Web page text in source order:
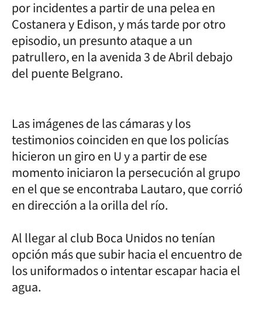
por incidentes a partir de una pelea en
Costanera y Edison, y más tarde por otro
episodio, un presunto ataque a un
patrullero, en la avenida 3 de Abril debajo
del puente Belgrano.
Las imágenes de las cámaras y los
testimonios coinciden en que los policías
hicieron un giro en U y a partir de ese
momento iniciaron la persecución al grupo
en el que se encontraba Lautaro, que corrió
en dirección a la orilla del río.
Al llegar al club Boca Unidos no tenían
opción más que subir hacia el encuentro de
los uniformados o intentar escapar hacia el
agua.